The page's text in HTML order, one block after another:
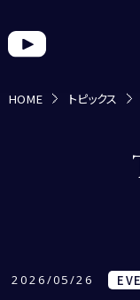
HOME トピックス
2026/05/26